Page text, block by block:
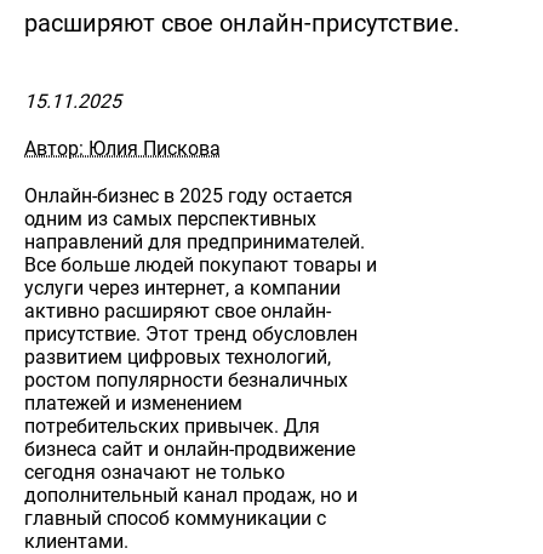
расширяют свое онлайн-присутствие.
15.11.2025
Автор: Юлия Пискова
Онлайн-бизнес в 2025 году остается
одним из самых перспективных
направлений для предпринимателей.
Все больше людей покупают товары и
услуги через интернет, а компании
активно расширяют свое онлайн-
присутствие. Этот тренд обусловлен
развитием цифровых технологий,
ростом популярности безналичных
платежей и изменением
потребительских привычек. Для
бизнеса сайт и онлайн-продвижение
сегодня означают не только
дополнительный канал продаж, но и
главный способ коммуникации с
клиентами.